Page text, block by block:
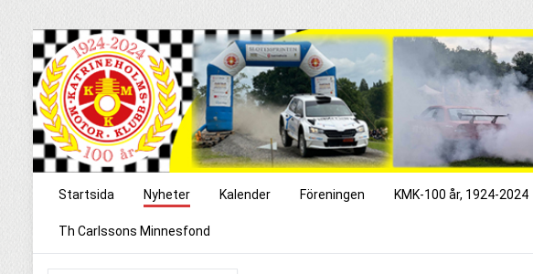
Startsida Nyheter Kalender Föreningen KMK-100 år, 1924-2024
Th Carlssons Minnesfond